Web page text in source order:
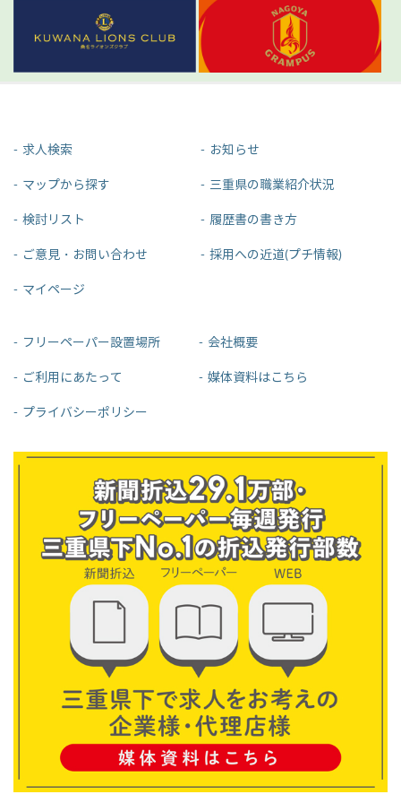
求人検索
マップから探す
検討リスト
ご意見・お問い合わせ
マイページ
お知らせ
三重県の職業紹介状況
履歴書の書き方
採用への近道(プチ情報)
フリーペーパー設置場所 会社概要
ご利用にあたって 媒体資料はこちら
プライバシーポリシー